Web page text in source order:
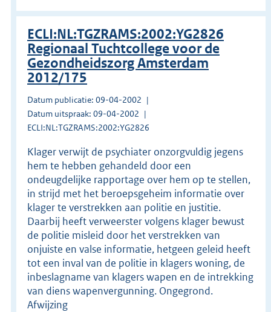
ECLI:NL:TGZRAMS:2002:YG2826
Regionaal Tuchtcollege voor de
Gezondheidszorg Amsterdam
2012/175
Datum publicatie: 09-04-2002
Datum uitspraak: 09-04-2002
ECLI:NL:TGZRAMS:2002:YG2826
Klager verwijt de psychiater onzorgvuldig jegens
hem te hebben gehandeld door een
ondeugdelijke rapportage over hem op te stellen,
in strijd met het beroepsgeheim informatie over
klager te verstrekken aan politie en justitie.
Daarbij heeft verweerster volgens klager bewust
de politie misleid door het verstrekken van
onjuiste en valse informatie, hetgeen geleid heeft
tot een inval van de politie in klagers woning, de
inbeslagname van klagers wapen en de intrekking
van diens wapenvergunning. Ongegrond.
Afwijzing